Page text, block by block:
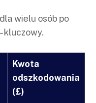
wielu osób po
kluczowy.
Kwota
odszkodowania
(£)